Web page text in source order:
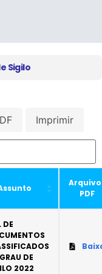
Sigilo
Imprimir
PDF
DE
DE
2022